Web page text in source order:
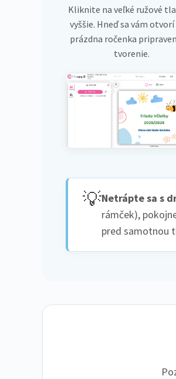
Kliknite na veľké ružové
vyššie. Hneď sa vám otvorí
prázdna ročenka
tvorenie.
💡Netrápte sa s
rámček),
pred samotnou